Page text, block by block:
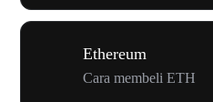
Ethereum
Cara membeli ETH